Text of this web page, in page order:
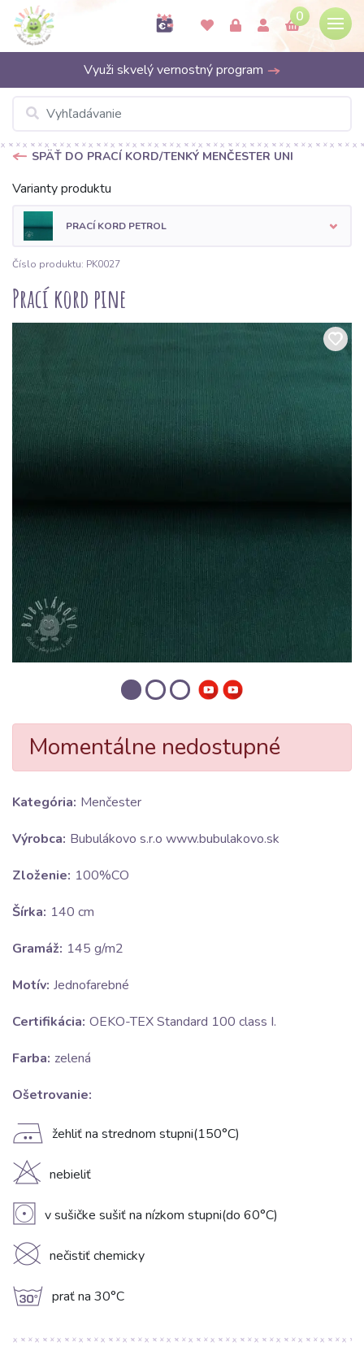
0
Využi skvelý vernostný program
SPÄŤ DO PRACÍ KORD/TENKÝ MENČESTER UNI
Varianty produktu
PRACÍ KORD PETROL
Číslo produktu: PK0027
Prací kord pine
Momentálne nedostupné
Kategória: Menčester
Výrobca: Bubulákovo s.r.o www.bubulakovo.sk
Zloženie: 100%CO
Šírka: 140 cm
Gramáž: 145 g/m2
Motív: Jednofarebné
Certifikácia: OEKO-TEX Standard 100 class I.
Farba: zelená
Ošetrovanie:
E žehliť na strednom stupni(150°C)
H nebieliť
V v sušičke sušiť na nízkom stupni(do 60°C)
K nečistiť chemicky
g prať na 30°C